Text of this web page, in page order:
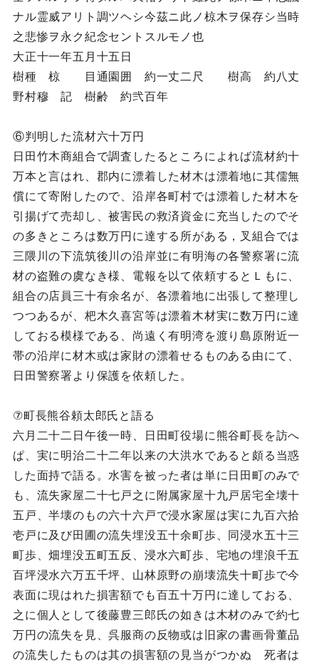
ナル霊威アリト調ツヘシ今茲ニ此ノ椋木ヲ保存シ当時
之悲惨ヲ永ク紀念セントスルモノ也
大正十一年五月十五日
樹種 椋 目通園囲 約一丈二尺 樹高 約八丈
野村穆 記 樹齢 約弐百年
⑥判明した流材六十万円
日田竹木商組合で調査したるところによれば流材約十
万本と言はれ、郡内に漂着した材木は漂着地に其儒無
償にて寄附したので、沿岸各町村では漂着した材木を
引揚げて売却し、被害民の救済資金に充当したのでそ
の多きところは数万円に達する所がある，叉組合では
三隈川の下流筑後川の沿岸並に有明海の各警察署に流
材の盗難の虞なき様、電報を以て依頼するとＬもに、
組合の店員三十有余名が、各漂着地に出張して整理し
つつあるが、杷木久喜宮等は漂着木材実に数万円に達
しておる模様である、尚遠く有明湾を渡り島原附近一
帯の沿岸に材木或は家財の漂着せるものある由にて、
日田警察署より保護を依頼した。
⑦町長熊谷頼太郎氏と語る
六月二十二日午後一時、日田町役場に熊谷町長を訪へ
ぱ、実に明治二十二年以来の大洪水であると頗る当惑
した面持で語る。水害を被った者は単に日田町のみで
も、流失家屋二十七戸之に附属家屋十九戸居宅全壊十
五戸、半壊のもの六十六戸で浸水家屋は実に九百六拾
壱戸に及び田圃の流失埋没五十余町歩、同浸水五十三
町歩、畑埋没五町五反、浸水六町歩、宅地の埋浪千五
百坪浸水六万五千坪、山林原野の崩壊流失十町歩で今
表面に現はれた損害額でも百五十万円に達しておる、
之に個人として後藤豊三郎氏の如きは木材のみで約七
万円の流失を見、呉服商の反物或は旧家の書画骨董品
の流失したものは其の損害額の見当がつかぬ 死者は